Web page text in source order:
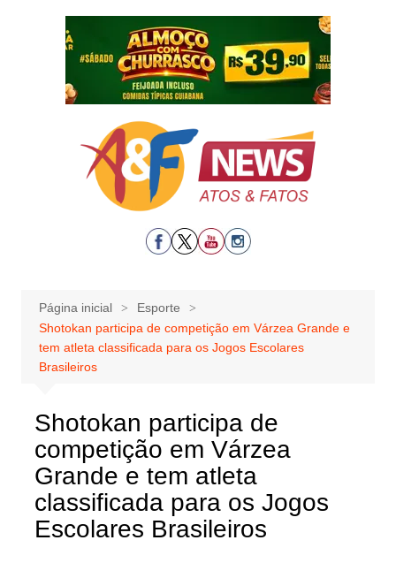
Página inicial
Esporte
Shotokan participa de competição em Várzea Grande e
tem atleta classificada para os Jogos Escolares
Brasileiros
Shotokan participa de
competição em Várzea
Grande e tem atleta
classificada para os Jogos
Escolares Brasileiros